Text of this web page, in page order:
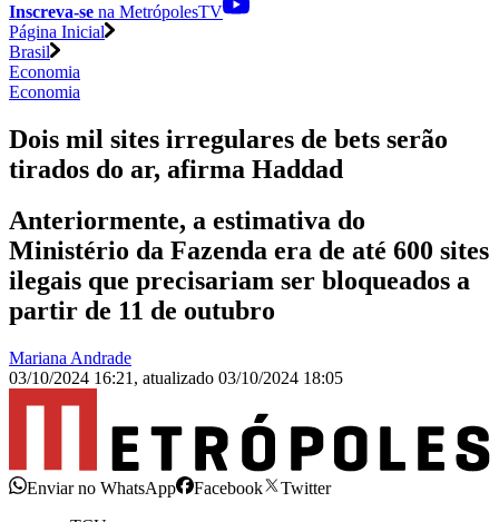
Inscreva-se na MetrópolesTV
Página Inicial
Brasil
Economia
Economia
Dois mil sites irregulares de bets serão
tirados do ar, afirma Haddad
Anteriormente, a estimativa do
Ministério da Fazenda era de até 600 sites
ilegais que precisariam ser bloqueados a
partir de 11 de outubro
Mariana Andrade
03/10/2024 16:21 , atualizado 03/10/2024 18:05
Enviar no WhatsApp Facebook
Twitter